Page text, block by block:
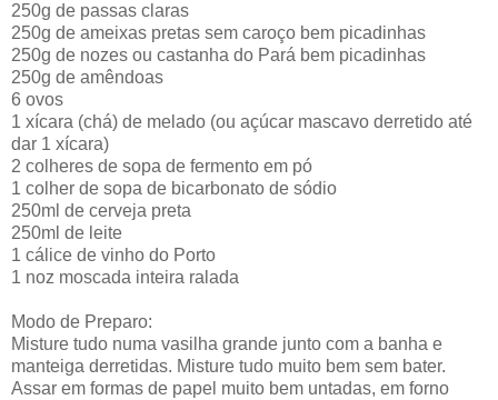
250g de passas claras
250g de ameixas pretas sem caroço bem picadinhas
250g de nozes ou castanha do Pará bem picadinhas
250g de amêndoas
6 ovos
1 xícara (chá) de melado (ou açúcar mascavo derretido até
dar 1 xícara)
2 colheres de sopa de fermento em pó
1 colher de sopa de bicarbonato de sódio
250ml de cerveja preta
250ml de leite
1 cálice de vinho do Porto
1 noz moscada inteira ralada
Modo de Preparo:
Misture tudo numa vasilha grande junto com a banha e
manteiga derretidas. Misture tudo muito bem sem bater.
Assar em formas de papel muito bem untadas, em forno